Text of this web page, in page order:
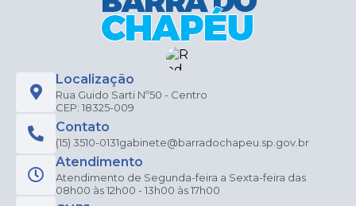
Localização
Rua Guido Sarti Nº50 - Centro
CEP: 18325-009
Contato
(15) 3510-0131gabinete@barradochapeu.sp.gov.br
Atendimento
Atendimento de Segunda-feira a Sexta-feira das
08h00 às 12h00 - 13h00 às 17h00